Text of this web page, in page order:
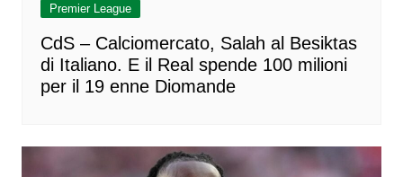
Premier League
CdS – Calciomercato, Salah al Besiktas
di Italiano. E il Real spende 100 milioni
per il 19 enne Diomande